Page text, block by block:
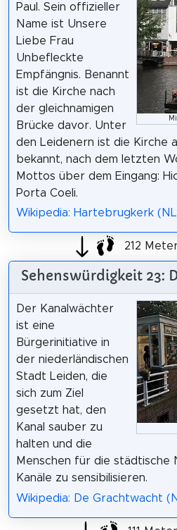
Paul. Sein offizieller
Name ist Unsere
Liebe Frau
Unbefleckte
Empfängnis. Benannt
ist die Kirche nach
der gleichnamigen
Brücke davor. Unter
den Leidenern ist die Kirche
bekannt, nach dem letzten
Mottos über dem Eingang:
Porta Coeli.
Wikipedia: Hartebrugkerk
212
Sehenswürdigkeit 23:
Der Kanalwächter
ist eine
Bürgerinitiative in
der niederländischen
Stadt Leiden, die
sich zum Ziel
gesetzt hat, den
Kanal sauber zu
halten und die
Menschen für die städtische
Kanäle zu sensibilisieren.
Wikipedia: De Grachtwacht